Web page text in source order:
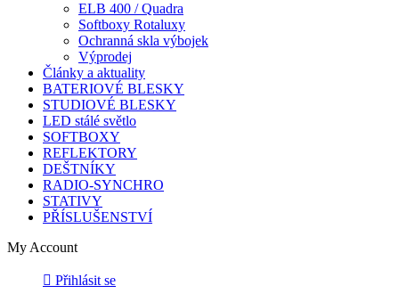
ELB 400 / Quadra
Softboxy Rotaluxy
Ochranná skla výbojek
Výprodej
Články a aktuality
BATERIOVÉ BLESKY
STUDIOVÉ BLESKY
LED stálé světlo
SOFTBOXY
REFLEKTORY
DEŠTNÍKY
RADIO-SYNCHRO
STATIVY
PŘÍSLUŠENSTVÍ
My Account
 Přihlásit se